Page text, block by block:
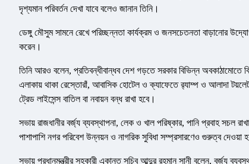
দৃশ্যমান পরিবর্তন দেখা যাবে বলেও জানান তিনি।
ডেঙ্গু মৌসুম সামনে রেখে পরিচ্ছন্নতা কার্যক্রম ও জনসচেতনতা বাড়ানোর
করেন।
তিনি আরও বলেন, প্রতিবন্ধীবান্ধব দেশ গড়তে সরকার বিভিন্ন অবকাঠামোতে
এলাকায় থাকা রেস্তোরাঁ, আবাসিক হোটেল ও ক্যাফেতে র‌্যাম্প ও আলাদা টয়লেট
ট্রেড লাইসেন্স বাতিল বা নবায়ন বন্ধ রাখা হবে।
সভায় রাজধানীর বর্জ্য ব্যবস্থাপনা, লেক ও খাল পরিষ্কার, পানি প্রবাহ সচল
পাশাপাশি নগর পরিবেশ উন্নয়ন ও নাগরিক সুবিধা সম্প্রসারণেও গুরুত্ব দেওয়া
সভায় প্রধানমন্ত্রীর সহকারী একান্ত সচিব আব্দুর রহমান সানী বলেন, বর্জ্য